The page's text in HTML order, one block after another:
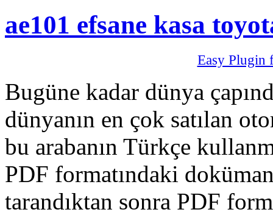
ae101 efsane kasa
Easy Plugin
Bugüne kadar dünya
dünyanın en çok satılan
bu arabanın Türkçe
PDF formatındaki
tarandıktan sonra PDF